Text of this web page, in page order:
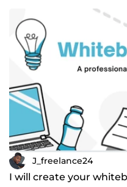
J_freelance24
I will create your